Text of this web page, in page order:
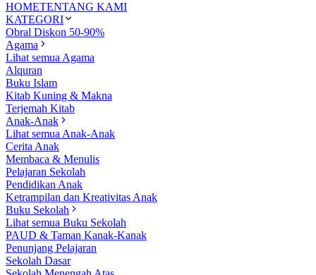
HOMETENTANG KAMI
KATEGORI
Obral Diskon 50-90%
Agama
Lihat semua Agama
Alquran
Buku Islam
Kitab Kuning & Makna
Terjemah Kitab
Anak-Anak
Lihat semua Anak-Anak
Cerita Anak
Membaca & Menulis
Pelajaran Sekolah
Pendidikan Anak
Ketrampilan dan Kreativitas Anak
Buku Sekolah
Lihat semua Buku Sekolah
PAUD & Taman Kanak-Kanak
Penunjang Pelajaran
Sekolah Dasar